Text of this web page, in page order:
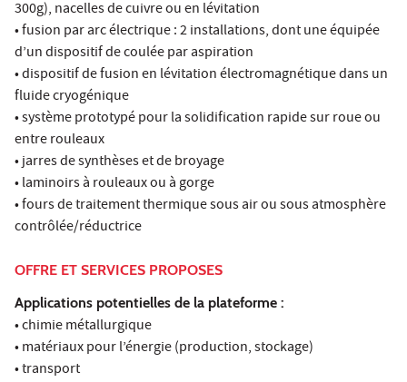
300g), nacelles de cuivre ou en lévitation
• fusion par arc électrique : 2 installations, dont une équipée
d’un dispositif de coulée par aspiration
• dispositif de fusion en lévitation électromagnétique dans un
fluide cryogénique
• système prototypé pour la solidification rapide sur roue ou
entre rouleaux
• jarres de synthèses et de broyage
• laminoirs à rouleaux ou à gorge
• fours de traitement thermique sous air ou sous atmosphère
contrôlée/réductrice
OFFRE ET SERVICES PROPOSES
Applications potentielles de la plateforme :
• chimie métallurgique
• matériaux pour l’énergie (production, stockage)
• transport